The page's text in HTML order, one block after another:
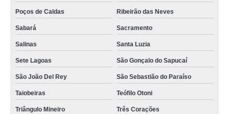
Poços de Caldas Ribeirão das Neves
Sabará Sacramento
Salinas Santa Luzia
Sete Lagoas São Gonçalo do Sapucaí
São João Del Rey São Sebastião do Paraíso
Taiobeiras Teófilo Otoni
Triângulo Mineiro Três Corações